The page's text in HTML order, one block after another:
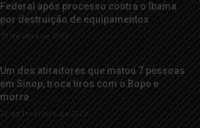
Federal após processo contra o Ibama
por destruição de equipamentos
19 de abril de 2023
Um dos atiradores que matou 7 pessoas
em Sinop, troca tiros com o Bope e
morre
22 de fevereiro de 2023